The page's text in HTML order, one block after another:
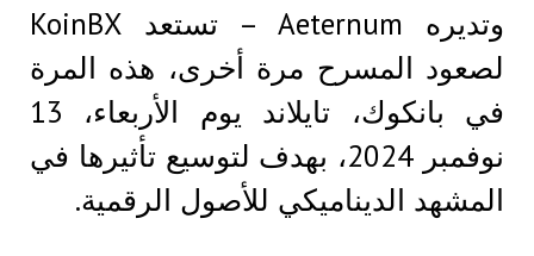
وتديره Aeternum – تستعد KoinBX
لصعود المسرح مرة أخرى، هذه المرة
في بانكوك، تايلاند يوم الأربعاء، 13
نوفمبر 2024، بهدف لتوسيع تأثيرها في
المشهد الديناميكي للأصول الرقمية.